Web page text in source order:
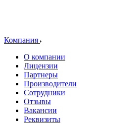
Компания
О компании
Лицензии
Партнеры
Производители
Сотрудники
Отзывы
Вакансии
Реквизиты